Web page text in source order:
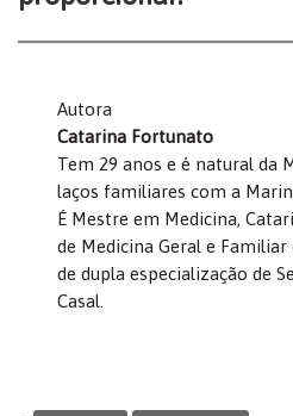
Autora
Catarina Fortunato
Tem 29 anos e é natural da
laços familiares com a
É Mestre em Medicina,
de Medicina Geral e
de dupla especialização de
Casal.